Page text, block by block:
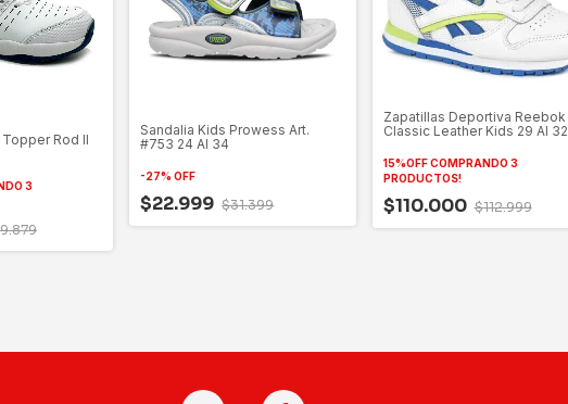
Rod II
3
Sandalia Kids Prowess Art.
#753 24 Al 34
-27%OFF
$22.999 $31.399
Zapatillas Deportiva Reebok
Classic Leather Kids 29 Al 32
15%OFF COMPRANDO 3
PRODUCTOS!
$110.000 $112.999